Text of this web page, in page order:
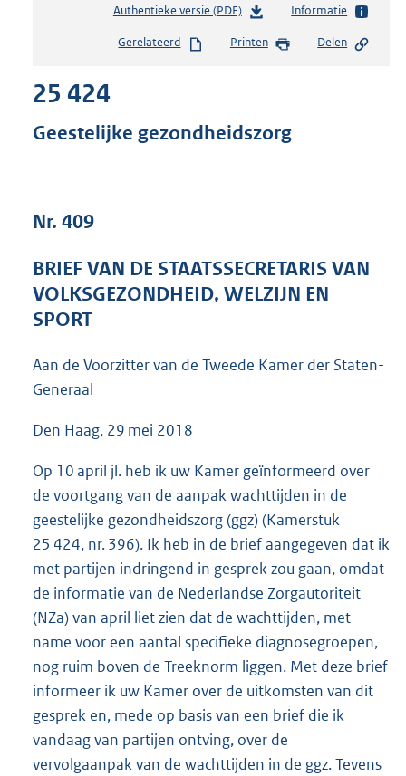
Authentieke versie (PDF)b
s
d
s
e
:
b
Informatie
Gerelateerd Printen Delen
25 424
Geestelijke gezondheidszorg
Nr. 409
BRIEF VAN DE STAATSSECRETARIS VAN
VOLKSGEZONDHEID, WELZIJN EN
SPORT
Aan de Voorzitter van de Tweede Kamer der Staten-
Generaal
Den Haag, 29 mei 2018
Op 10 april jl. heb ik uw Kamer geïnformeerd over
de voortgang van de aanpak wachttijden in de
geestelijke gezondheidszorg (ggz) (Kamerstuk
25 424, nr. 396). Ik heb in de brief aangegeven dat ik
met partijen indringend in gesprek zou gaan, omdat
de informatie van de Nederlandse Zorgautoriteit
(NZa) van april liet zien dat de wachttijden, met
name voor een aantal specifieke diagnosegroepen,
nog ruim boven de Treeknorm liggen. Met deze brief
informeer ik uw Kamer over de uitkomsten van dit
gesprek en, mede op basis van een brief die ik
vandaag van partijen ontving, over de
vervolgaanpak van de wachttijden in de ggz. Tevens